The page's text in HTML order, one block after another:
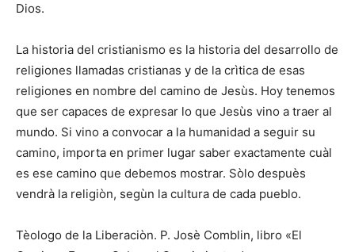
Dios.
La historia del cristianismo es la historia del desarrollo de
religiones llamadas cristianas y de la crìtica de esas
religiones en nombre del camino de Jesùs. Hoy tenemos
que ser capaces de expresar lo que Jesùs vino a traer al
mundo. Si vino a convocar a la humanidad a seguir su
camino, importa en primer lugar saber exactamente cuàl
es ese camino que debemos mostrar. Sòlo despuès
vendrà la religiòn, segùn la cultura de cada pueblo.
Tèologo de la Liberaciòn. P. Josè Comblin, libro «El